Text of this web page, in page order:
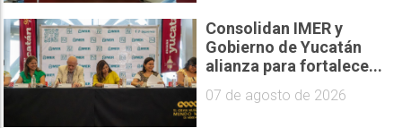
Consolidan IMER y
Gobierno de Yucatán
alianza para fortalece...
07 de agosto de 2026